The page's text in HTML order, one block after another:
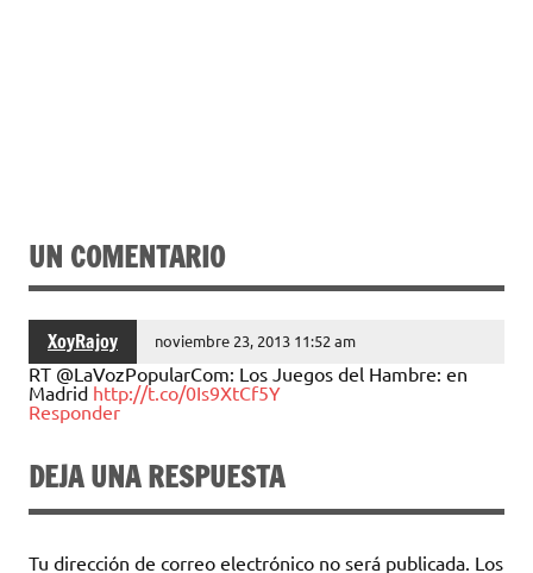
UN COMENTARIO
XoyRajoy noviembre 23, 2013 11:52 am
RT @LaVozPopularCom: Los Juegos del Hambre: en
Madrid http://t.co/0Is9XtCf5Y
Responder
DEJA UNA RESPUESTA
Tu dirección de correo electrónico no será publicada. Los